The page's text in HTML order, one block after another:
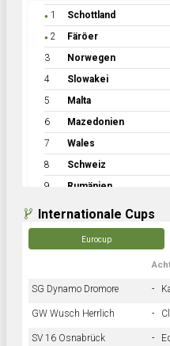
● 1 Schottland
● 2 Färöer
3 Norwegen
4 Slowakei
5 Malta
6 Mazedonien
7 Wales
8 Schweiz
9 Rumänien
Internationale Cups
Eurocup
SG Dynamo Dromore -
GW Wusch Herrlich -
SV 16 Osnabrück -